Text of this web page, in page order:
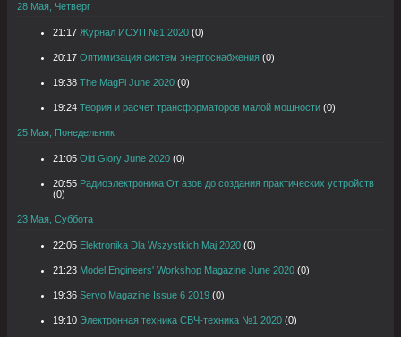
28 Мая, Четверг
21:17 Журнал ИСУП №1 2020 (0)
20:17 Оптимизация систем энергоснабжения (0)
19:38 The MagPi June 2020 (0)
19:24 Теория и расчет трансформаторов малой мощности (0)
25 Мая, Понедельник
21:05 Old Glory June 2020 (0)
20:55 Радиоэлектроника От азов до создания практических устройств
(0)
23 Мая, Суббота
22:05 Elektronika Dla Wszystkich Maj 2020 (0)
21:23 Model Engineers' Workshop Magazine June 2020 (0)
19:36 Servo Magazine Issue 6 2019 (0)
19:10 Электронная техника СВЧ-техника №1 2020 (0)